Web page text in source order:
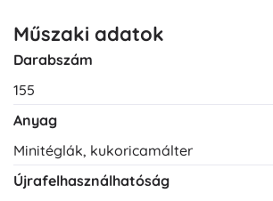
Műszaki adatok
Darabszám
155
Anyag
Minitéglák, kukoricamálter
Újrafelhasználhatóság